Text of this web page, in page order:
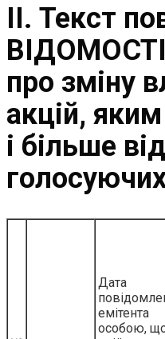
ІІ. Текст
ВІДОМОСТІ
про зміну
акцій,
і більше
Дата
емітента
особою,